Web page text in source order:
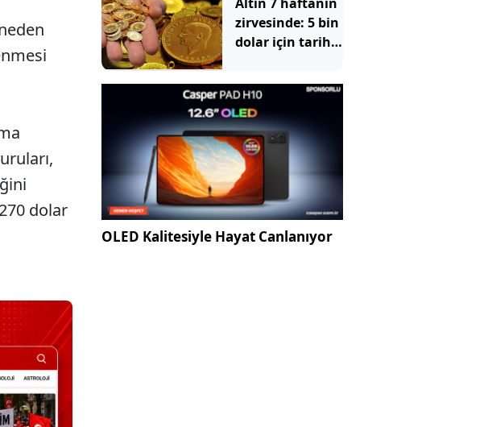
dolar
zirvesinde: 5 bin
dolar için tarih
OLED Kalitesiyle Hayat Canlanıyor